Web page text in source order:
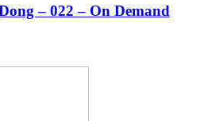
– 022 – On Demand